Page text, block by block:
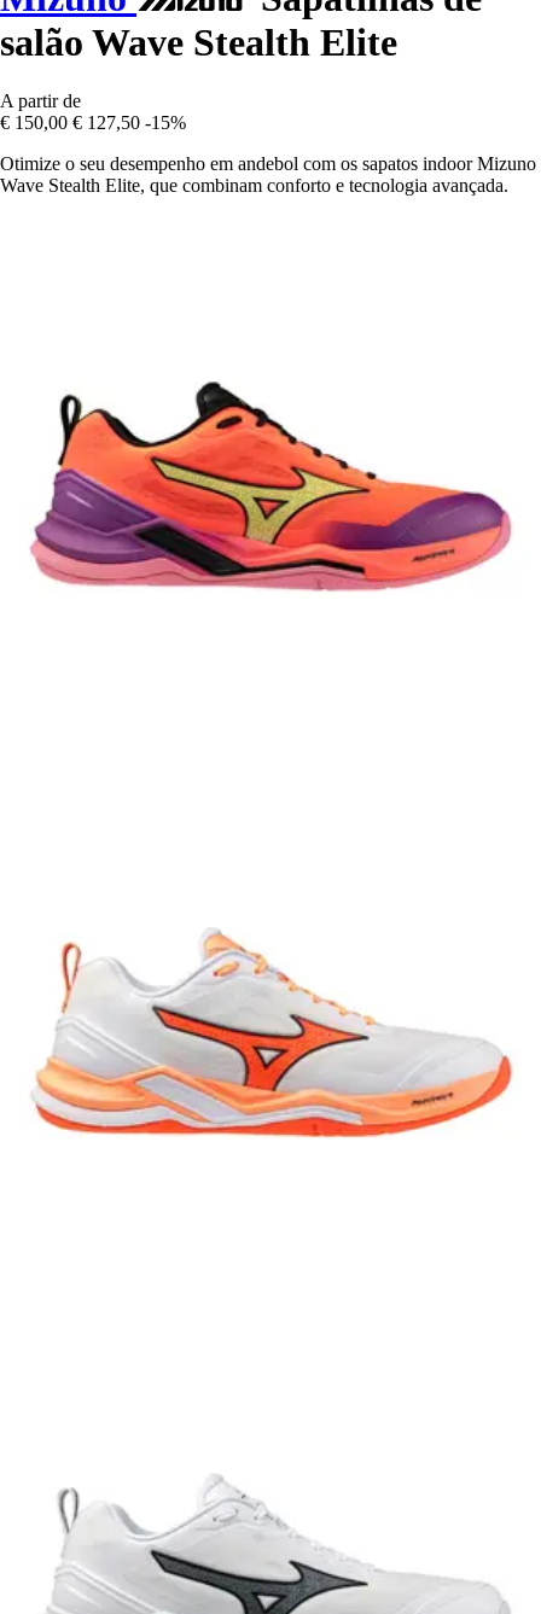
salão Wave Stealth Elite
A partir de
€ 150,00 € 127,50 -15%
Otimize o seu desempenho em andebol com os sapatos indoor Mizuno
Wave Stealth Elite, que combinam conforto e tecnologia avançada.